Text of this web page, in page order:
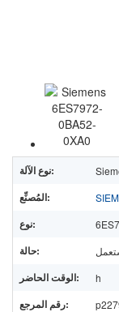
نوع الآلة:
المُصنِّع:
نوع:
حالة:
الوقت الحاضر: h
رقم المرجع: